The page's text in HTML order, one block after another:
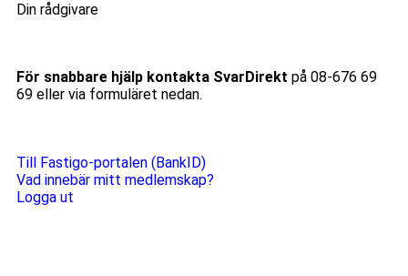
Din rådgivare
För snabbare hjälp kontakta SvarDirekt på 08-676 69
69 eller via formuläret nedan.
Till Fastigo-portalen (BankID)
Vad innebär mitt medlemskap?
Logga ut